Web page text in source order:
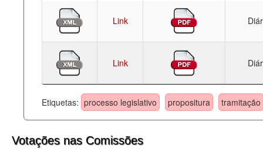
Link
Link
Etiquetas: processo legislativo propositura tramitação
Votações nas Comissões